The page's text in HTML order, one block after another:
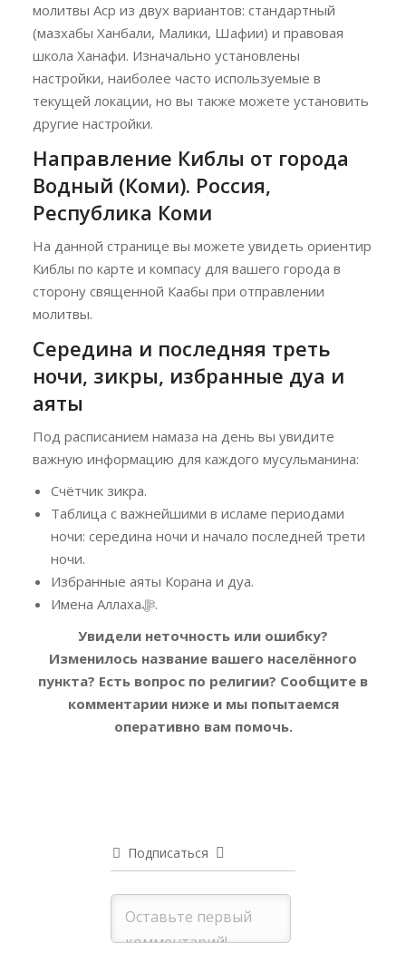
молитвы Аср из двух вариантов: стандартный
(мазхабы Ханбали, Малики, Шафии) и правовая
школа Ханафи. Изначально установлены
настройки, наиболее часто используемые в
текущей локации, но вы также можете установить
другие настройки.
Направление Киблы от города
Водный (Коми). Россия,
Республика Коми
На данной странице вы можете увидеть ориентир
Киблы по карте и компасу для вашего города в
сторону священной Каабы при отправлении
молитвы.
Середина и последняя треть
ночи, зикры, избранные дуа и
аяты
Под расписанием намаза на день вы увидите
важную информацию для каждого мусульманина:
Счётчик зикра.
Таблица с важнейшими в исламе периодами
ночи: середина ночи и начало последней трети
ночи.
Избранные аяты Корана и дуа.
Имена Аллахаﷻ.
Увидели неточность или ошибку?
Изменилось название вашего населённого
пункта? Есть вопрос по религии? Сообщите в
комментарии ниже и мы попытаемся
оперативно вам помочь.
Подписаться